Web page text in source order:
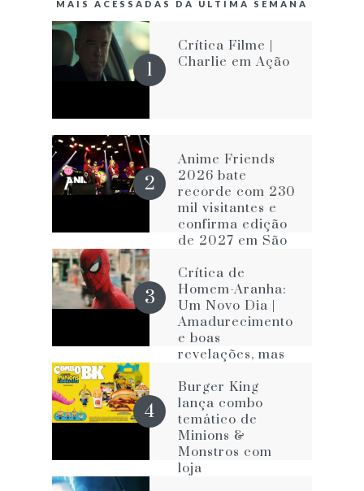
MAIS ACESSADAS DA ÚLTIMA SEMANA
Crítica Filme |
Charlie em Ação
Anime Friends
2026 bate
recorde com 230
mil visitantes e
confirma edição
de 2027 em São
Crítica de
Homem-Aranha:
Um Novo Dia |
Amadurecimento
e boas
revelações, mas
vícios que o
impede de ser
melhor
Burger King
lança combo
temático de
Minions &
Monstros com
loja